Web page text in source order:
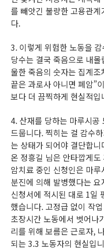
를 빼앗긴 불량한 고용관
다.
3. 이렇게 위험한 노동을
당수는 결국 죽음으로 내
울한 죽음의 숫자는 집계
끝은 과로사 아니면 폐암”
보다 더 끔찍하게 현실적입
4. 산재를 당하는 마루시공
드뭅니다. 찍히는 걸 감수
는 상태가 되어야 결단합
온 정흥길 님은 안타깝게
암치료 중인 신청인은 마
분진에 의해 발병했다는
신청서에 적시된 대로 1일
했습니다. 고정급 없이 작
초장시간 노동에서 벗어나
리를 위해 보름은 근로자,
되는 3.3 노동자의 현실입